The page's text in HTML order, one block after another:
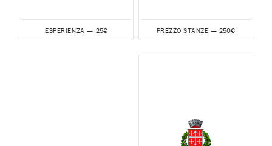
ESPERIENZA — 25€ PREZZO STANZE — 250€